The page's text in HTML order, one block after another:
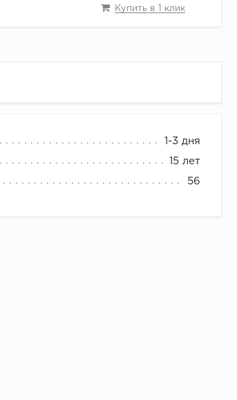
Купить в 1 клик
1-3 дня
15 лет
56